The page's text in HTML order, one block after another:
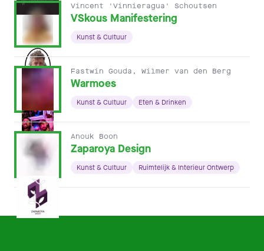
Vincent 'Vinnieragua' Schoutsen
VSkous Manifestering
Kunst & Cultuur
Fastwin Gouda, Wilmer van den Berg
Warmoes
Kunst & Cultuur Eten & Drinken
Anouk Boon
Zaparoya Design
Kunst & Cultuur Ruimtelijk & Interieur Ontwerp